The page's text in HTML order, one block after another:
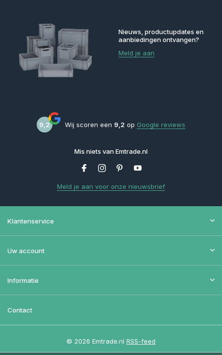
Nieuws, productupdates en
aanbiedingen ontvangen?
Meld je aan
9,2 Wij scoren een 9,2 op Google reviews
Mis niets van Emtrade.nl
Meld je aan voor onze nieuwsbrief
Klantenservice
Uw account
Informatie
Contact
© 2026 Emtrade.nl RSS-feed